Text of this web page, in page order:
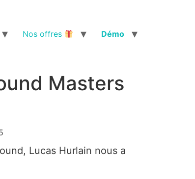
Nos offres Démo
Masters
Lucas Hurlain nous a